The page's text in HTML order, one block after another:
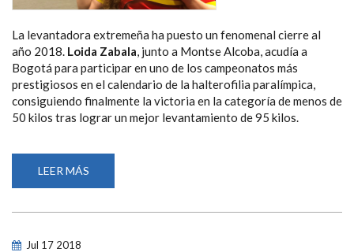
La levantadora extremeña ha puesto un fenomenal cierre al
año 2018. Loida Zabala, junto a Montse Alcoba, acudía a
Bogotá para participar en uno de los campeonatos más
prestigiosos en el calendario de la halterofilia paralímpica,
consiguiendo finalmente la victoria en la categoría de menos de
50 kilos tras lograr un mejor levantamiento de 95 kilos.
LEER MÁS
ZABALA
EL
Jul 17 2018